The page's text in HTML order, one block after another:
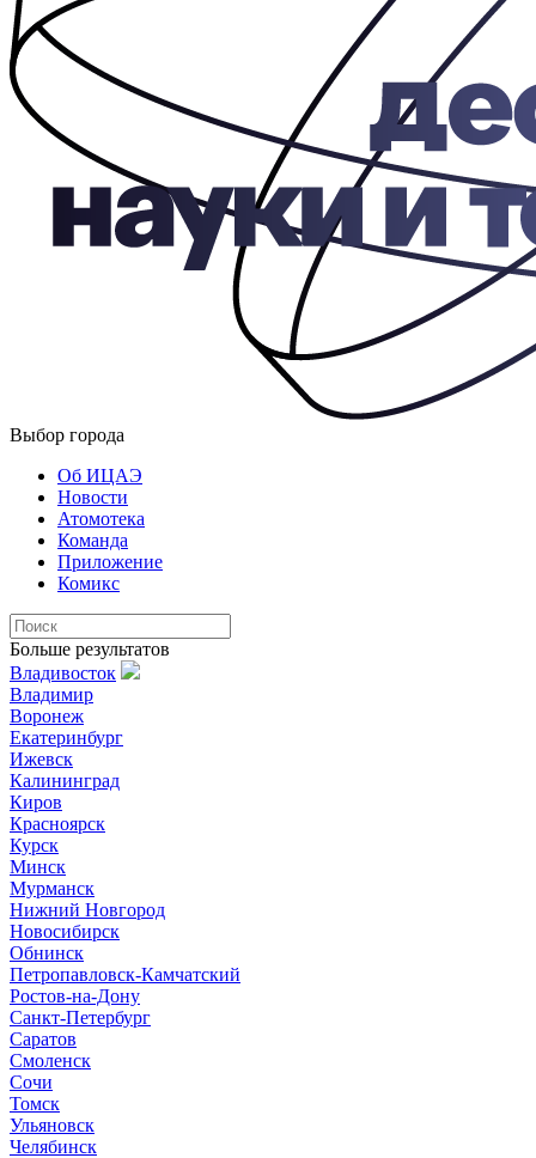
Выбор города
Об ИЦАЭ
Новости
Атомотека
Команда
Приложение
Комикс
Больше результатов
Владивосток
Владимир
Воронеж
Екатеринбург
Ижевск
Калининград
Киров
Красноярск
Курск
Минск
Мурманск
Нижний Новгород
Новосибирск
Обнинск
Петропавловск-Камчатский
Ростов-на-Дону
Санкт-Петербург
Саратов
Смоленск
Сочи
Томск
Ульяновск
Челябинск